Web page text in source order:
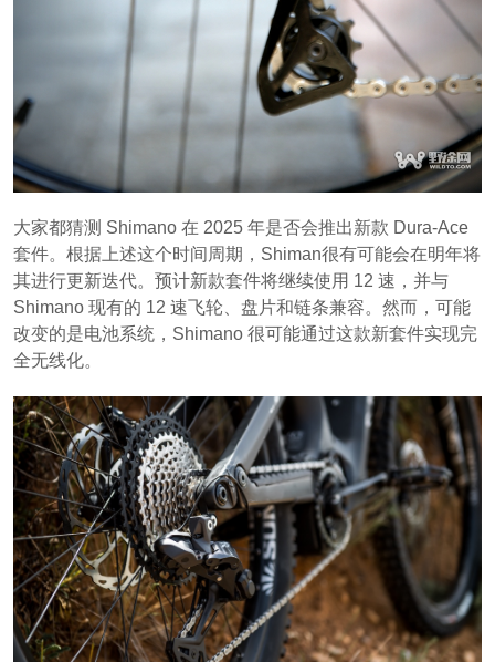
大家都猜测 Shimano 在 2025 年是否会推出新款 Dura-Ace
套件。根据上述这个时间周期，Shiman很有可能会在明年将
其进行更新迭代。预计新款套件将继续使用 12 速，并与
Shimano 现有的 12 速飞轮、盘片和链条兼容。然而，可能
改变的是电池系统，Shimano 很可能通过这款新套件实现完
全无线化。